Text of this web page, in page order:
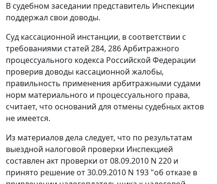
В судебном заседании представитель Инспекции
поддержал свои доводы.
Суд кассационной инстанции, в соответствии с
требованиями статей 284, 286Арбитражного
процессуального кодекса Российской Федерации
проверив доводы кассационной жалобы,
правильность применения арбитражными судами
норм материального и процессуального права,
считает, что оснований для отмены судебных актов
не имеется.
Из материалов дела следует, что по результатам
выездной налоговой проверки Инспекцией
составлен акт проверки от 08.09.2010 N 220 и
принято решение от 30.09.2010 N 193 "об отказе в